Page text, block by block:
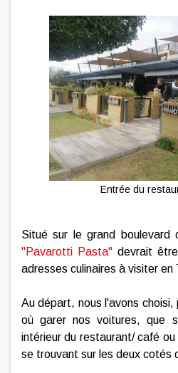
Entrée du
Situé sur le grand boulevard
"Pavarotti Pasta" devrait
adresses culinaires à visiter en
Au départ, nous l'avons choisi,
où garer nos voitures, que
intérieur du restaurant/ café
se trouvant sur les deux cotés